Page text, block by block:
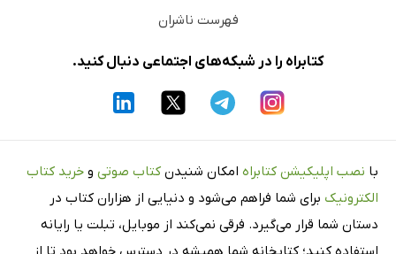
فهرست ناشران
کتابراه را در شبکه‌های اجتماعی دنبال کنید.
با نصب اپلیکیشن کتابراه امکان شنیدن کتاب صوتی و خرید کتاب
الکترونیک برای شما فراهم می‌شود و دنیایی از هزاران کتاب در
دستان شما قرار می‌گیرد. فرقی نمی‌کند از موبایل، تبلت یا رایانه